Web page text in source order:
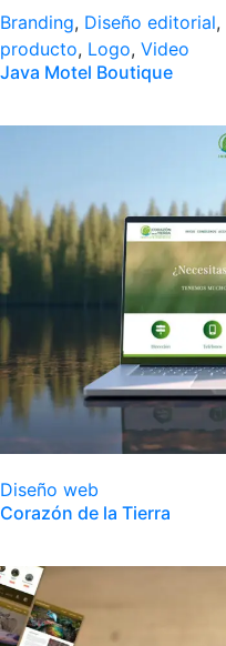
Branding, Diseño editorial,
producto, Logo, Video
Java Motel Boutique
Diseño web
Corazón de la Tierra